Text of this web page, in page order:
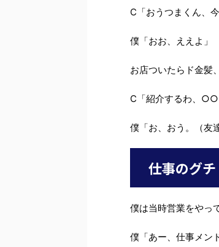
C「おうつまくん、
僕「おお、ええよ」
お店ついたらド金髪
C「紹介するわ、○○
僕「お、おう。（友
仕事のグチ
僕は当時営業をやっ
僕「あー、仕事メン